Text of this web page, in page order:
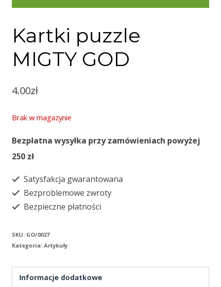
Kartki puzzle
MIGTY GOD
4.00zł
Brak w magazynie
Bezpłatna wysyłka przy zamówieniach powyżej
250 zł
Satysfakcja gwarantowana
Bezproblemowe zwroty
Bezpieczne płatności
SKU: GO/0027
Kategoria: Artykuły
Informacje dodatkowe